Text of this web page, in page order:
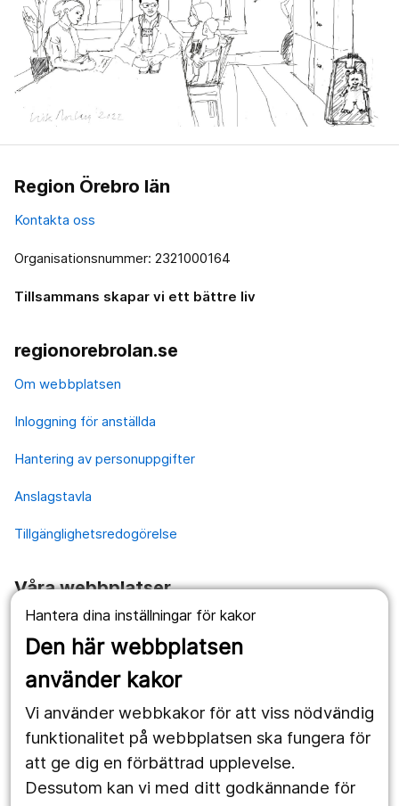
Hantera dina inställningar för kakor
Den här webbplatsen
använder kakor
Vi använder webbkakor för att viss nödvändig
funktionalitet på webbplatsen ska fungera för
att ge dig en förbättrad upplevelse.
Dessutom kan vi med ditt godkännande för
Region Örebro län
Kontakta oss
Organisationsnummer: 2321000164
Tillsammans skapar vi ett bättre liv
regionorebrolan.se
Om webbplatsen
Inloggning för anställda
Hantering av personuppgifter
Anslagstavla
Tillgänglighetsredogörelse
Våra webbplatser
1177.se
Länstrafiken
Utveckling
Följ oss